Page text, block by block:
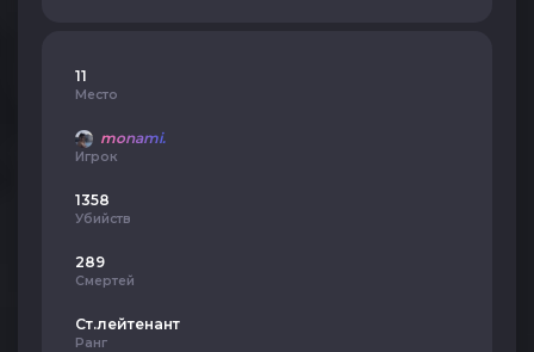
11
Место
monami.
Игрок
1358
Убийств
289
Смертей
Ст.лейтенант
Ранг